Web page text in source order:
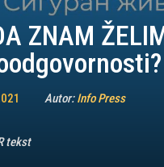
ZNAM
Autor:Info Press
tekst